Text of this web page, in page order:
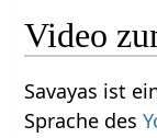
Video
Savayas ist
Sprache des